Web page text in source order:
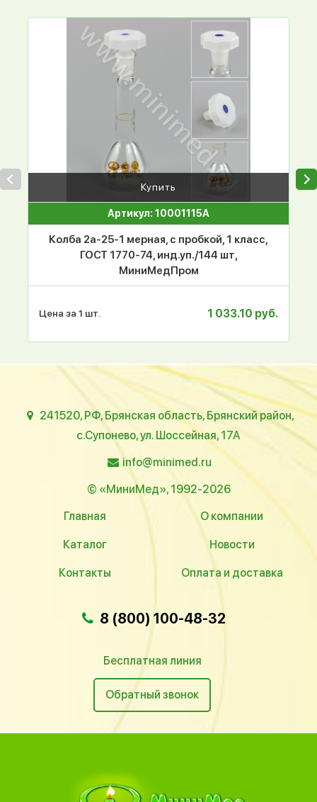
Купить
Артикул: 10001115А
Колба 2а-25-1 мерная, с пробкой, 1 класс,
ГОСТ 1770-74, инд.уп./144 шт,
МиниМедПром
Цена за 1 шт. 1 033.10 руб.
241520, РФ, Брянская область, Брянский район,
с.Супонево, ул. Шоссейная, 17А
info@minimed.ru
© «МиниМед», 1992-2026
Главная
О компании
Каталог Новости
Контакты Оплата и доставка
8 (800) 100-48-32
Бесплатная линия
Обратный звонок